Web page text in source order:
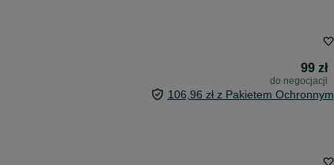
99 zł
do negocjacji
106,96 zł z Pakietem Ochronnym